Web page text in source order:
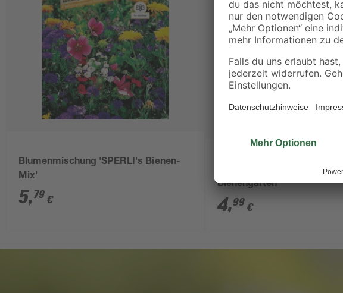
Blumenmischung 'SPERLI's Bienen-
Mix'
5,79 €
Blumenmischung 'SPERLI's
Bienengarten'
4,99€